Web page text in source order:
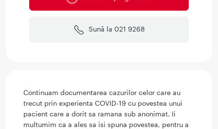
Sună la 021 9268
Continuam documentarea cazurilor celor care au
trecut prin experienta COVID-19 cu povestea unui
pacient care a dorit sa ramana sub anonimat. Ii
multumim ca a ales sa isi spuna povestea, pentru a